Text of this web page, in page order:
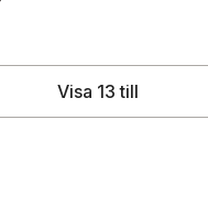
Visa 13 till